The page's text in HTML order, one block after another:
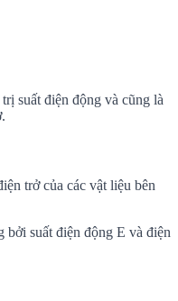
suất điện động và cũng là
trở của các vật liệu bên
suất điện động E và điện